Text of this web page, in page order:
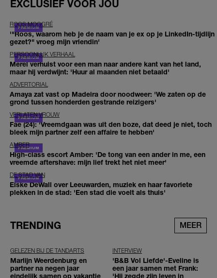
EXCLUSIEF VOOR JOU
ROOS MOGGRÉ
'"Roos, waarom heb je de naam van je ex op je LinkedIn-tijdlijn
gezet?" vroeg mijn vriendin'
PERSOONLIJK VERHAAL
Merel verhuist voor een man naar andere kant van het land,
maar hij verdwijnt: 'Huur al maanden niet betaald'
ADVERTORIAL
Amaya zat vast op Madeira door noodweer: 'We zaten op de
grond tussen honderden gestrande reizigers'
VERLATEN VROUW
Fae (24): 'Vreemdgaan was uit den boze, dat deed je niet, toch
bleek mijn partner zelf een affaire te hebben'
AMBER
High-class escort Amber: 'De tong van een ander in me, een
vreemde aftershave: mijn lief trekt het niet meer'
DE STAD VAN
Elske DeWall over Leeuwarden, muziek en haar favoriete
plekken in de stad: 'Een stad die voelt als thuis'
TRENDING MEER
GELEZEN BIJ DE TANDARTS
Marlijn Weerdenburg en
partner na negen jaar
eindelijk samen op vakantie
INTERVIEW
'B&B Vol Liefde'-Eveline is
een jaar samen met Frank:
'Hij zegde zijn leven in